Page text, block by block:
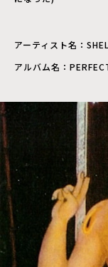
アーティスト名：
アルバム名：